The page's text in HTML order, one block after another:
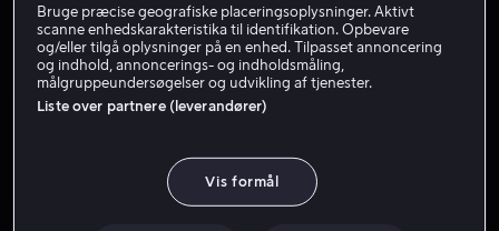
Bruge præcise geografiske placeringsoplysninger. Aktivt
scanne enhedskarakteristika til identifikation. Opbevare
og/eller tilgå oplysninger på en enhed. Tilpasset annoncering
og indhold, annoncerings- og indholdsmåling,
målgruppeundersøgelser og udvikling af tjenester.
Liste over partnere (leverandører)
Vis formål